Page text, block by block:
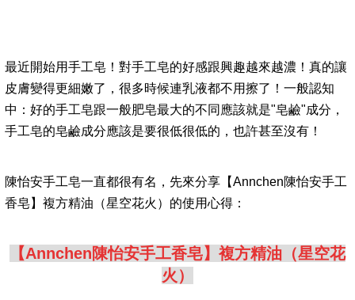
最近開始用手工皂！對手工皂的好感跟興趣越來越濃！真的讓
皮膚變得更細嫩了，很多時候連乳液都不用擦了！一般認知
中：好的手工皂跟一般肥皂最大的不同應該就是"皂鹼"成分，
手工皂的皂鹼成分應該是要很低很低的，也許甚至沒有！
陳怡安手工皂一直都很有名，先來分享【Annchen陳怡安手工
香皂】複方精油（星空花火）的使用心得：
【Annchen陳怡安手工香皂】複方精油（星空花
火）